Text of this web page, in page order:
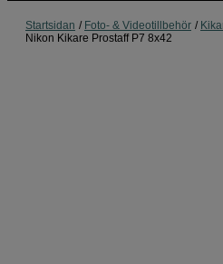
Startsidan Foto- & Videotillbehör
Nikon Kikare Prostaff P7 8x42